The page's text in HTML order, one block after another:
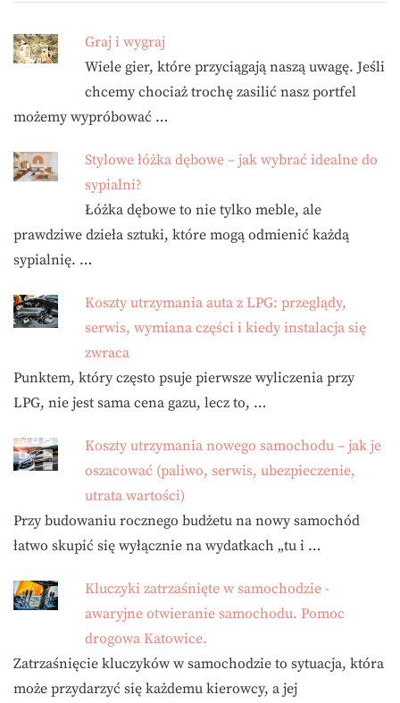
Graj i wygraj
Wiele gier, które przyciągają naszą uwagę. Jeśli
chcemy chociaż trochę zasilić nasz portfel
możemy wypróbować …
Stylowe łóżka dębowe – jak wybrać idealne do
sypialni?
Łóżka dębowe to nie tylko meble, ale
prawdziwe dzieła sztuki, które mogą odmienić każdą
sypialnię. …
Koszty utrzymania auta z LPG: przeglądy,
serwis, wymiana części i kiedy instalacja się
zwraca
Punktem, który często psuje pierwsze wyliczenia przy
LPG, nie jest sama cena gazu, lecz to, …
Koszty utrzymania nowego samochodu – jak je
oszacować (paliwo, serwis, ubezpieczenie,
utrata wartości)
Przy budowaniu rocznego budżetu na nowy samochód
łatwo skupić się wyłącznie na wydatkach „tu i …
Kluczyki zatrzaśnięte w samochodzie -
awaryjne otwieranie samochodu. Pomoc
drogowa Katowice.
Zatrzaśnięcie kluczyków w samochodzie to sytuacja, która
może przydarzyć się każdemu kierowcy, a jej